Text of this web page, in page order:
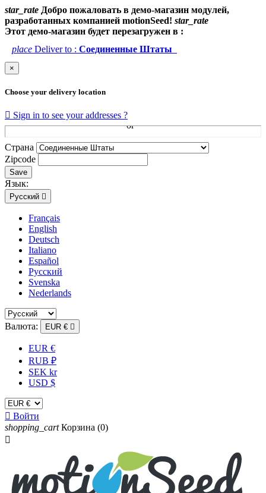
star_rate Добро пожаловать в демо-магазин модулей,
разработанных компанией motionSeed! star_rate
Этот демо-магазин будет перезагружен в :
place Deliver to : Соединенные Штаты
×
Choose your delivery location
 Sign in to see your addresses ?
Страна
Zipcode
Save
Язык:
Русский 
Français
English
Deutsch
Italiano
Español
Русский
Svenska
Nederlands
Валюта: EUR € 
EUR €
RUB ₽
SEK kr
USD $
 Войти
shopping_cart Корзина (0)
